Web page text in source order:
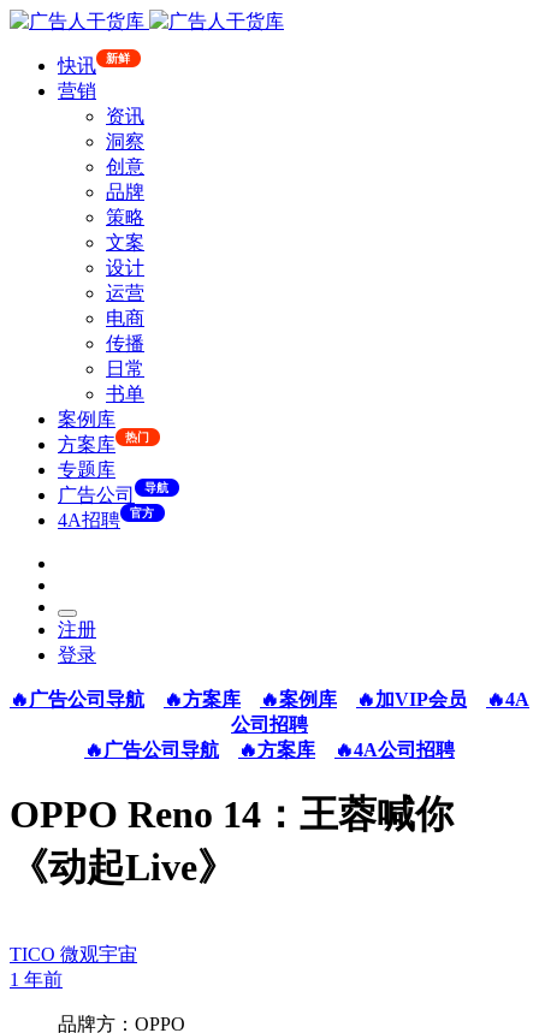
快讯 新鲜
营销
资讯
洞察
创意
品牌
策略
文案
设计
运营
电商
传播
日常
书单
案例库
方案库
热门
专题库
广告公司
导航
4A招聘 官方
注册
登录
🔥广告公司导航 🔥方案库 🔥案例库 🔥加VIP会员
🔥4A
公司招聘
🔥广告公司导航
🔥方案库 🔥4A公司招聘
OPPO Reno 14：王蓉喊你
《动起Live》
TICO 微观宇宙
1 年前
品牌方：OPPO